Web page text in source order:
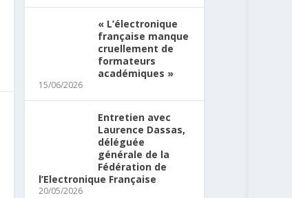
« L’électronique
française manque
cruellement de
formateurs
académiques »
15/06/2026
Entretien avec
Laurence Dassas,
déléguée
générale de la
Fédération de
l’Electronique Française
20/05/2026